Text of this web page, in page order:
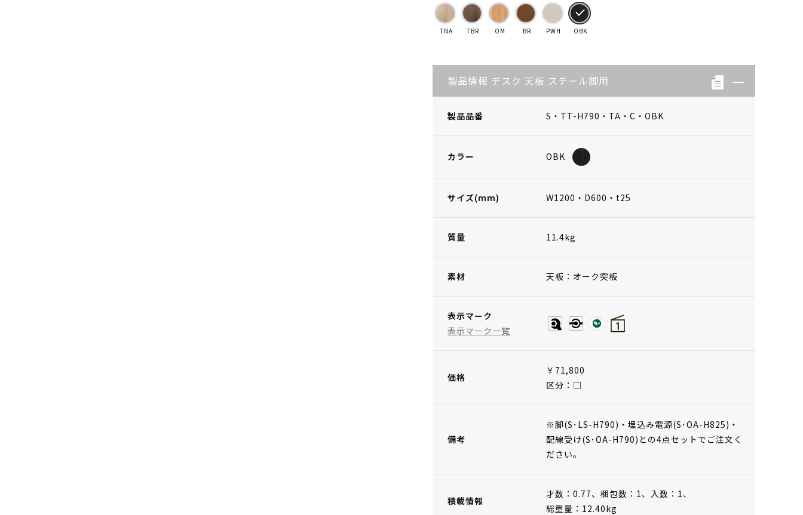
TNA TBR OM BR PWH OBK
製品情報 デスク 天板 スチール脚用
製品品番 S・TT-H790・TA・C・OBK
カラー OBK
サイズ(mm) W1200・D600・t25
質量 11.4kg
素材 天板：オーク突板
表示マーク
表示マーク一覧
価格
￥71,800
区分：□
備考
※脚(S･LS-H790)・埋込み電源(S･OA-H825)・
配線受け(S･OA-H790)との4点セットでご注文く
ださい。
積載情報
才数：0.77、 梱包数：1、 入数：1、
総重量：12.40kg